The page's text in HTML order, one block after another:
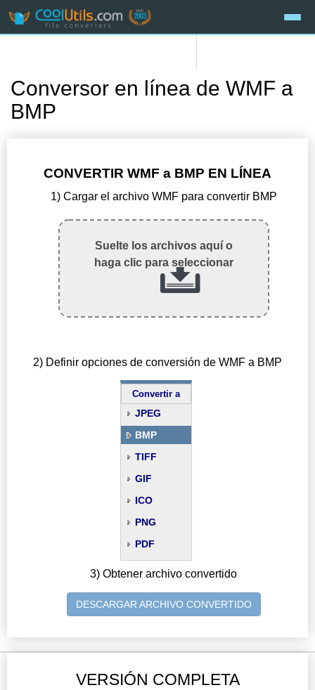
Conversor en línea de WMF a
BMP
CONVERTIR WMF a BMP EN LÍNEA
1) Cargar el archivo WMF para convertir BMP
Suelte los archivos aquí o
haga clic para seleccionar
2) Definir opciones de conversión de WMF a BMP
Convertir a
JPEG
BMP
TIFF
GIF
ICO
PNG
PDF
3) Obtener archivo convertido
DESCARGAR ARCHIVO CONVERTIDO
VERSIÓN COMPLETA